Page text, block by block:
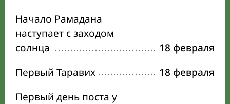
Начало Рамадана
наступает с заходом
солнца
18 февраля
Первый Таравих
18 февраля
Первый день поста у